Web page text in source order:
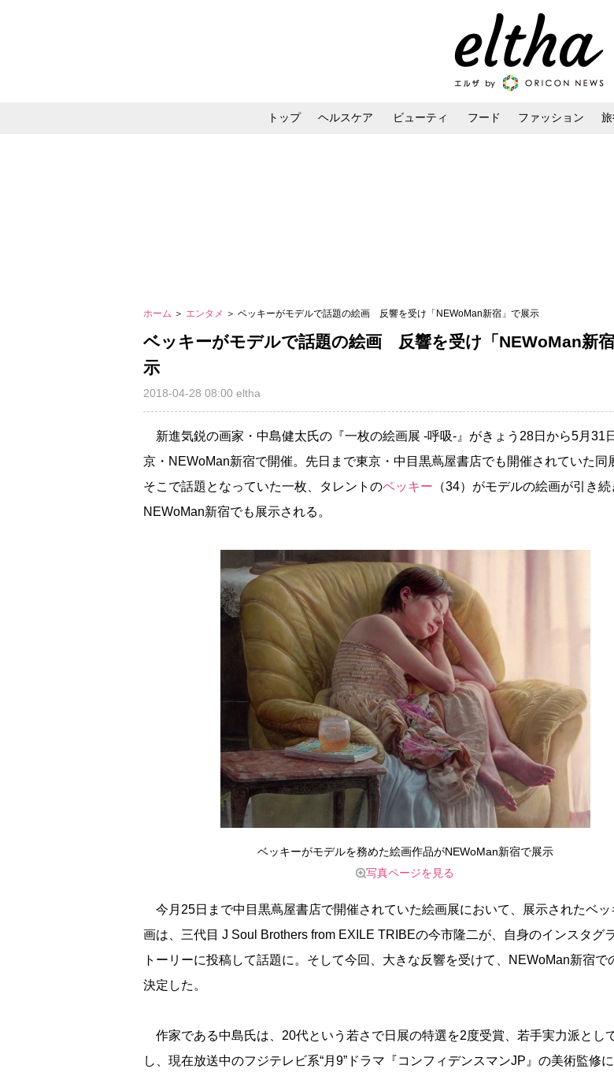
トップ ヘルスケア ビューティ フード ファッション
ホーム ＞ エンタメ ＞ ベッキーがモデルで話題の絵画 反響を受け「NEWoMan新宿」で展示
ベッキーがモデルで話題の絵画 反響を受け「NEWoMan新
示
2018-04-28 08:00 eltha
新進気鋭の画家・中島健太氏の『一枚の絵画展 -呼吸-』がきょう28日から5月31
京・NEWoMan新宿で開催。先日まで東京・中目黒蔦屋書店でも開催されていた同
そこで話題となっていた一枚、タレントのベッキー （34）がモデルの絵画が引き続
NEWoMan新宿でも展示される。
ベッキーがモデルを務めた絵画作品がNEWoMan新宿で展示
写真ページを見る
今月25日まで中目黒蔦屋書店で開催されていた絵画展において、展示されたベッ
画は、三代目 J Soul Brothers from EXILE TRIBEの今市隆二が、自身のインスタグ
トーリーに投稿して話題に。そして今回、大きな反響を受けて、NEWoMan新宿で
決定した。
作家である中島氏は、20代という若さで日展の特選を2度受賞、若手実力派とし
し、現在放送中のフジテレビ系“月9”ドラマ『コンフィデンスマンJP』の美術監修